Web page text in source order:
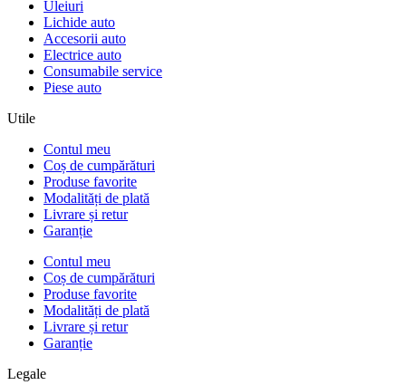
Uleiuri
Lichide auto
Accesorii auto
Electrice auto
Consumabile service
Piese auto
Utile
Contul meu
Coș de cumpărături
Produse favorite
Modalități de plată
Livrare și retur
Garanție
Contul meu
Coș de cumpărături
Produse favorite
Modalități de plată
Livrare și retur
Garanție
Legale